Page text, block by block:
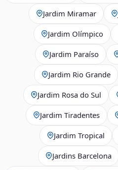
Jardim Miramar
Jardim Olímpico
Jardim Paraíso
Jardim Rio Grande
Jardim Rosa do Sul
Jardim Tiradentes
Jardim Tropical
Jardins Barcelona